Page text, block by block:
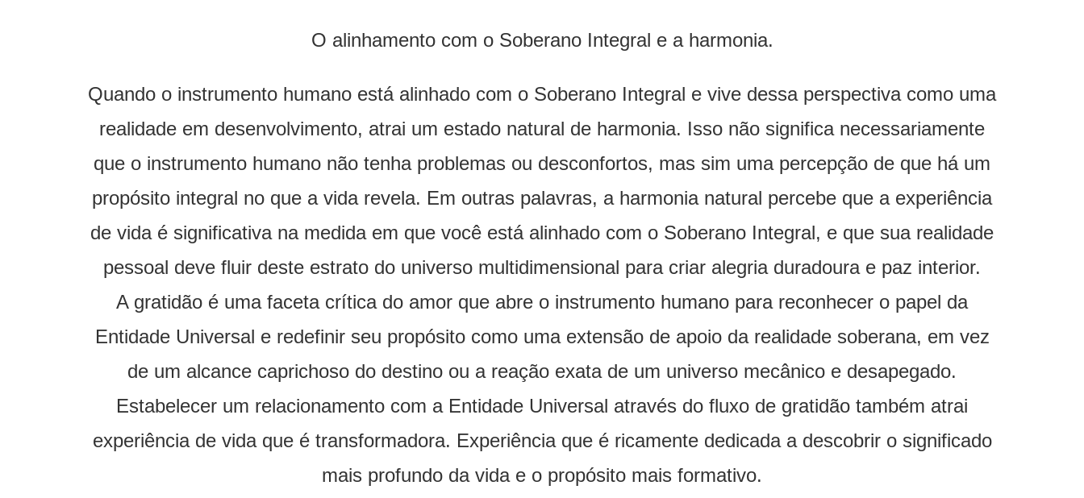
O alinhamento com o Soberano Integral e a harmonia.
Quando o instrumento humano está alinhado com o Soberano Integral e vive dessa perspectiva como uma
realidade em desenvolvimento, atrai um estado natural de harmonia. Isso não significa necessariamente
que o instrumento humano não tenha problemas ou desconfortos, mas sim uma percepção de que há um
propósito integral no que a vida revela. Em outras palavras, a harmonia natural percebe que a experiência
de vida é significativa na medida em que você está alinhado com o Soberano Integral, e que sua realidade
pessoal deve fluir deste estrato do universo multidimensional para criar alegria duradoura e paz interior.
A gratidão é uma faceta crítica do amor que abre o instrumento humano para reconhecer o papel da
Entidade Universal e redefinir seu propósito como uma extensão de apoio da realidade soberana, em vez
de um alcance caprichoso do destino ou a reação exata de um universo mecânico e desapegado.
Estabelecer um relacionamento com a Entidade Universal através do fluxo de gratidão também atrai
experiência de vida que é transformadora. Experiência que é ricamente dedicada a descobrir o significado
mais profundo da vida e o propósito mais formativo.